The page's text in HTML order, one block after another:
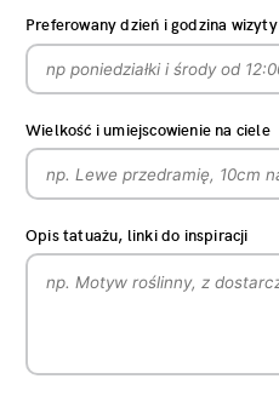
Preferowany dzień i godzina wizyty
Wielkość i umiejscowienie na ciele
Opis tatuażu, linki do inspiracji